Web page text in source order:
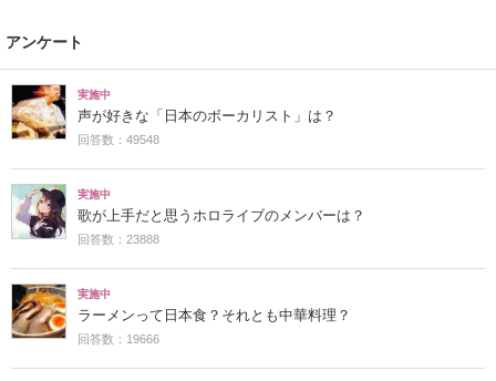
アンケート
実施中
声が好きな「日本のボーカリスト」は？
回答数：49548
実施中
歌が上手だと思うホロライブのメンバーは？
回答数：23888
実施中
ラーメンって日本食？それとも中華料理？
回答数：19666